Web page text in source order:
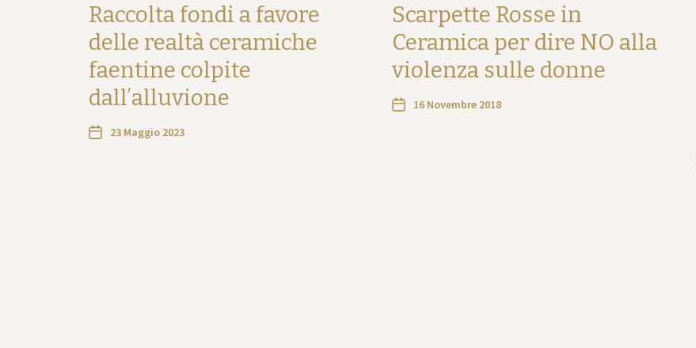
Raccolta fondi a favore
delle realtà ceramiche
faentine colpite
dall’alluvione
23 Maggio 2023
Scarpette Rosse in
Ceramica per dire NO alla
violenza sulle donne
16 Novembre 2018